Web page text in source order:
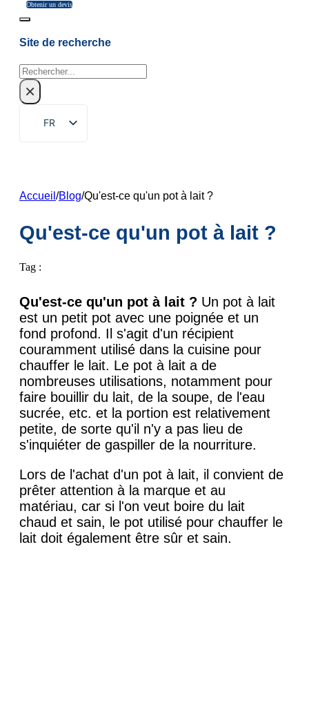
Obtenir un devis
Site de recherche
Rechercher
×
FR
EN
DE
ES
JA
KO
Accueil /Blog/Qu'est-ce qu'un pot à lait ?
Qu'est-ce qu'un pot à lait ?
Tag :
Qu'est-ce qu'un pot à lait ? Un pot à lait
est un petit pot avec une poignée et un
fond profond. Il s'agit d'un récipient
couramment utilisé dans la cuisine pour
chauffer le lait. Le pot à lait a de
nombreuses utilisations, notamment pour
faire bouillir du lait, de la soupe, de l'eau
sucrée, etc. et la portion est relativement
petite, de sorte qu'il n'y a pas lieu de
s'inquiéter de gaspiller de la nourriture.
Lors de l'achat d'un pot à lait, il convient de
prêter attention à la marque et au
matériau, car si l'on veut boire du lait
chaud et sain, le pot utilisé pour chauffer le
lait doit également être sûr et sain.